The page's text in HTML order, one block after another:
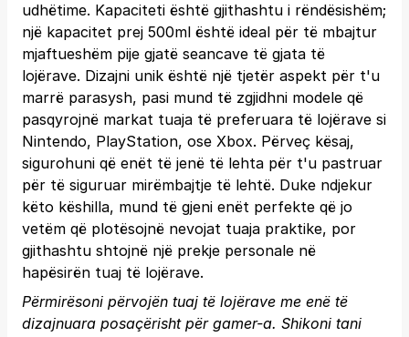
udhëtime. Kapaciteti është gjithashtu i rëndësishëm;
një kapacitet prej 500ml është ideal për të mbajtur
mjaftueshëm pije gjatë seancave të gjata të
lojërave. Dizajni unik është një tjetër aspekt për t'u
marrë parasysh, pasi mund të zgjidhni modele që
pasqyrojnë markat tuaja të preferuara të lojërave si
Nintendo, PlayStation, ose Xbox. Përveç kësaj,
sigurohuni që enët të jenë të lehta për t'u pastruar
për të siguruar mirëmbajtje të lehtë. Duke ndjekur
këto këshilla, mund të gjeni enët perfekte që jo
vetëm që plotësojnë nevojat tuaja praktike, por
gjithashtu shtojnë një prekje personale në
hapësirën tuaj të lojërave.
Përmirësoni përvojën tuaj të lojërave me enë të
dizajnuara posaçërisht për gamer-a. Shikoni tani